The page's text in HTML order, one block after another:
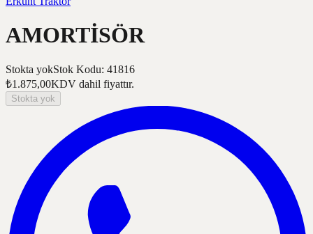
AMORTİSÖR
Stokta yokStok Kodu: 41816
₺1.875,00KDV dahil fiyattır.
Stokta yok